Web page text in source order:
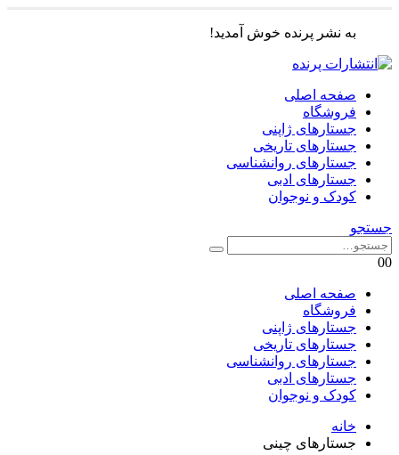
به نشر پرنده خوش آمدید!
صفحه اصلی
فروشگاه
جستارهای ژاپنی
جستارهای تاریخی
جستارهای روانشناسی
جستارهای ادبی
کودک و نوجوان
جستجو
00
صفحه اصلی
فروشگاه
جستارهای ژاپنی
جستارهای تاریخی
جستارهای روانشناسی
جستارهای ادبی
کودک و نوجوان
خانه
جستارهای چینی